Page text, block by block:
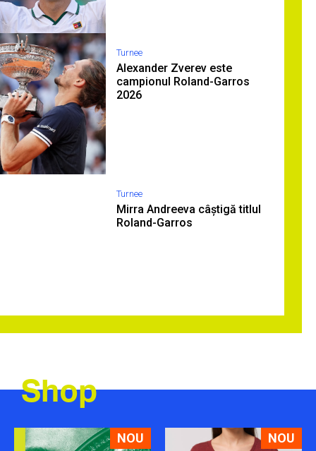
Turnee
Alexander Zverev este
campionul Roland-Garros
2026
Turnee
Mirra Andreeva câștigă titlul
Roland-Garros
Shop
NOU NOU